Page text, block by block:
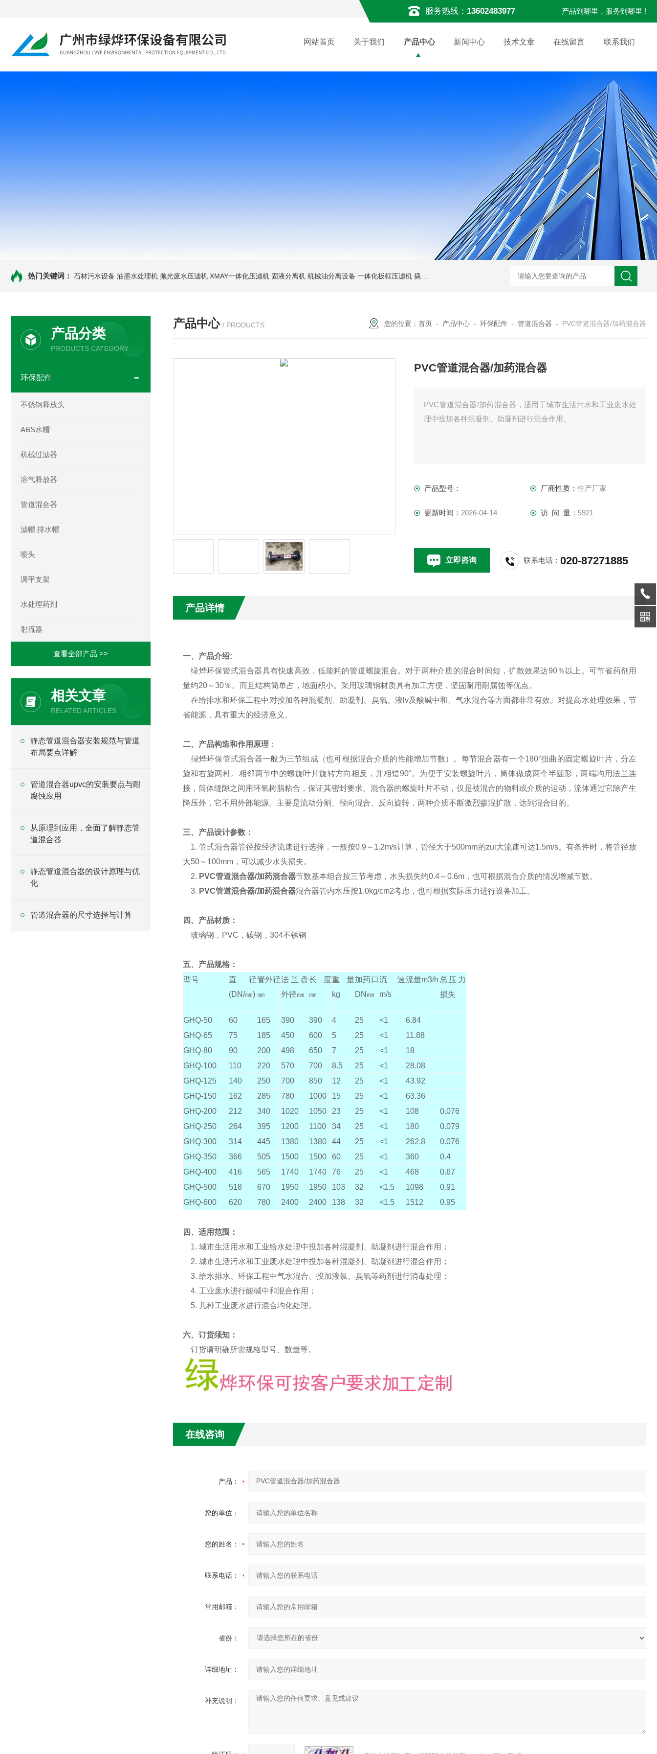
服务热线： 13602483977 产品到哪里，服务到哪里 !
网站首页 关于我们 产品中心 新闻中心 技术文章 在线留言 联系我们
热门关键词： 石材污水设备 油墨水处理机 抛光废水压滤机 XMAY一体化压滤机 固液分离机 机械油分离设备 一体化板框压滤机 撬装脱水机 厢式压泥机 XMAY油墨过滤 玻璃污泥 电镀废水压滤一体机 GSLY-
产品分类
PRODUCTS CATEGORY
环保配件
不锈钢释放头
ABS水帽
机械过滤器
溶气释放器
管道混合器
滤帽 排水帽
喷头
调平支架
水处理药剂
射流器
查看全部产品 >>
相关文章
RELATED ARTICLES
静态管道混合器安装规范与管道
布局要点详解
管道混合器upvc的安装要点与耐
腐蚀应用
从原理到应用，全面了解静态管
道混合器
静态管道混合器的设计原理与优
化
管道混合器的尺寸选择与计算
产品中心 / PRODUCTS 您的位置： 首页 - 产品中心 - 环保配件 - 管道混合器 - PVC管道混合器/加药混合器
PVC管道混合器/加药混合器
PVC管道混合器/加药混合器，适用于城市生活污水和工业废水处
理中投加各种混凝剂、助凝剂进行混合作用。
产品型号： 厂商性质： 生产厂家
更新时间： 2026-04-14 访 问 量： 5921
立即咨询 联系电话：020-87271885
产品详情
一、产品介绍:
绿烨环保管式混合器具有快速高效，低能耗的管道螺旋混合。对于两种介质的混合时间短，扩散效果达90％以上。可节省药剂用
量约20～30％。而且结构简单占，地面积小。采用玻璃钢材质具有加工方便，坚固耐用耐腐蚀等优点。
在给排水和环保工程中对投加各种混凝剂、助凝剂、臭氧、液lv及酸碱中和、气水混合等方面都非常有效。对提高水处理效果，节
省能源，具有重大的经济意义。
二、产品构造和作用原理 ：
绿烨环保管式混合器一般为三节组成（也可根据混合介质的性能增加节数）。每节混合器有一个180°扭曲的固定螺旋叶片，分左
旋和右旋两种。相邻两节中的螺旋叶片旋转方向相反，并相错90°。为便于安装螺旋叶片，筒体做成两个半圆形，两端均用法兰连
接，筒体缝隙之间用环氧树脂粘合，保证其密封要求。混合器的螺旋叶片不动，仅是被混合的物料或介质的运动，流体通过它除产生
降压外，它不用外部能源。主要是流动分割、径向混合、反向旋转，两种介质不断激烈掺混扩散，达到混合目的。
三、产品设计参数：
1. 管式混合器管径按经济流速进行选择，一般按0.9～1.2m/s计算，管径大于500mm的zui大流速可达1.5m/s。有条件时，将管径放
大50～100mm，可以减少水头损失。
2. PVC管道混合器/加药混合器节数基本组合按三节考虑，水头损失约0.4～0.6m，也可根据混合介质的情况增减节数。
3. PVC管道混合器/加药混合器混合器管内水压按1.0kg/cm2考虑，也可根据实际压力进行设备加工。
四、产品材质：
玻璃钢，PVC，碳钢，304不锈钢
五、产品规格：
型号
直径
(DN/㎜)
管外径
㎜
法兰盘
外径㎜
长度
㎜
重量
kg
加药口
DN㎜
流速
m/s
流量m3/h 总压力
损失
GHQ-50 60 165 390 390 4 25 <1
6.84
GHQ-65
75 185 450 600 5 25 <1
11.88
GHQ-80
90 200 498 650 7 25 <1
18
GHQ-100
110 220 570 700 8.5 25 <1
28.08
GHQ-125
140 250 700 850 12 25 <1
43.92
GHQ-150
162 285 780 1000 15 25 <1
63.36
GHQ-200
212 340 1020 1050 23 25 <1 108
0.076
GHQ-250
264 395 1200 1100 34 25 <1 180
0.079
GHQ-300
314 445 1380 1380 44 25 <1 262.8
0.076
GHQ-350
366 505 1500 1500 60 25 <1 360
0.4
GHQ-400
416 565 1740 1740 76 25 <1 468
0.67
GHQ-500
518 670 1950 1950 103 32 <1.5 1098
0.91
GHQ-600
620 780 2400 2400 138 32 <1.5 1512 0.95
四、适用范围：
1. 城市生活用水和工业给水处理中投加各种混凝剂、助凝剂进行混合作用；
2. 城市生活污水和工业废水处理中投加各种混凝剂、助凝剂进行混合作用；
3. 给水排水、环保工程中气水混合、投加液氯、臭氧等药剂进行消毒处理；
4. 工业废水进行酸碱中和混合作用；
5. 几种工业废水进行混合均化处理。
六、订货须知：
订货请明确所需规格型号、数量等。
在线咨询
产品：
您的单位：
您的姓名：
联系电话：
常用邮箱：
省份：
详细地址：
补充说明：